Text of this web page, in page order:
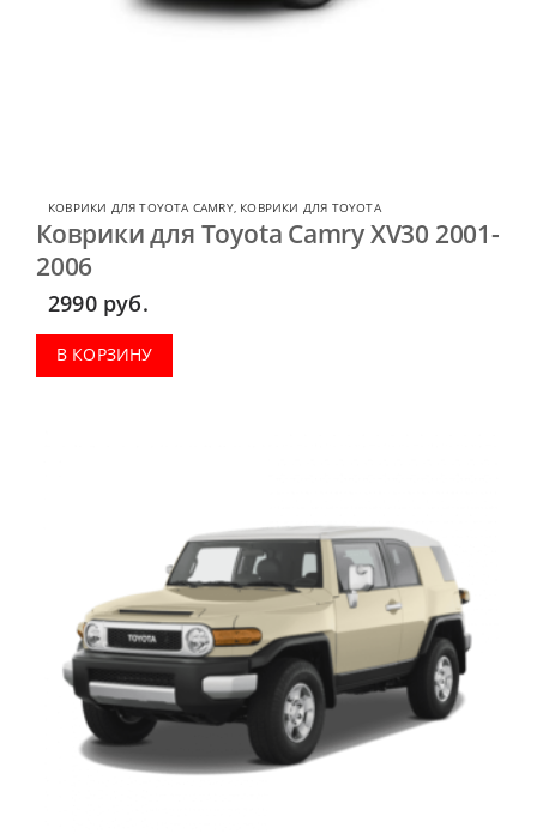
КОВРИКИ ДЛЯ TOYOTA CAMRY, КОВРИКИ ДЛЯ TOYOTA
Коврики для Toyota Camry XV30 2001-
2006
2990 руб.
В КОРЗИНУ